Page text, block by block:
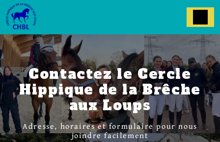
Contactez le Cercle
Hippique de la Brêche
aux Loups
Adresse, horaires et formulaire pour nous
joindre facilement
Panneau de gestion des cookies